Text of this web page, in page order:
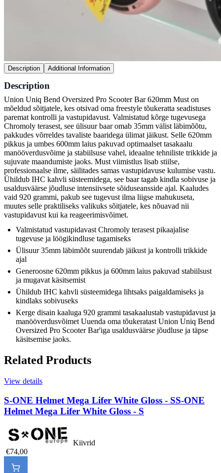
Description Additional Information
Description
Union Uniq Bend Oversized Pro Scooter Bar 620mm Must on
mõeldud sõitjatele, kes otsivad oma freestyle tõukeratta seadistuses
paremat kontrolli ja vastupidavust. Valmistatud kõrge tugevusega
Chromoly terasest, see ülisuur baar omab 35mm välist läbimõõtu,
pakkudes võrreldes tavaliste baaridega ülimat jäikust. Selle 620mm
pikkus ja umbes 600mm laius pakuvad optimaalset tasakaalu
manööverdusvõime ja stabiilsuse vahel, ideaalne tehniliste trikkide ja
sujuvate maandumiste jaoks. Must viimistlus lisab stiilse,
professionaalse ilme, säilitades samas vastupidavuse kulumise vastu.
Ühildub IHC kahvli süsteemidega, see baar tagab kindla sobivuse ja
usaldusväärse jõudluse intensiivsete sõiduseansside ajal. Kaaludes
vaid 920 grammi, pakub see tugevust ilma liigse mahukuseta,
muutes selle praktiliseks valikuks sõitjatele, kes nõuavad nii
vastupidavust kui ka reageerimisvõimet.
Valmistatud vastupidavast Chromoly terasest pikaajalise
tugevuse ja löögikindluse tagamiseks
Ülisuur 35mm läbimõõt suurendab jäikust ja kontrolli trikkide
ajal
Generoosne 620mm pikkus ja 600mm laius pakuvad stabiilsust
ja mugavat käsitsemist
Ühildub IHC kahvli süsteemidega lihtsaks paigaldamiseks ja
kindlaks sobivuseks
Kerge disain kaaluga 920 grammi tasakaalustab vastupidavust ja
manööverdusvõimet Uuenda oma tõukeratast Union Uniq Bend
Oversized Pro Scooter Bar'iga usaldusväärse jõudluse ja täpse
käsitsemise jaoks.
Related Products
View details
S-ONE Helmet Mega Lifer White Gloss - SS-ONE
Helmet Mega Lifer White Gloss - S
Kiivrid
€74,00